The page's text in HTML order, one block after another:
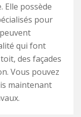
Elle possède
pour
qui font
des façades
Vous pouvez
maintenant